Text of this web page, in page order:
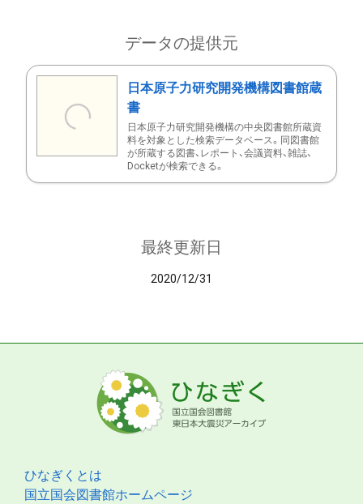
データの提供元
日本原子力研究開発機構図書館蔵
書
日本原子力研究開発機構の中央図書館所蔵資
料を対象とした検索データベース。同図書館
が所蔵する図書、レポート、会議資料、雑誌、
Docketが検索できる。
最終更新日
2020/12/31
ひなぎくとは
国立国会図書館ホームページ